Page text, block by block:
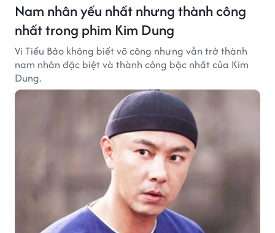
Nam nhân yếu nhất nhưng thành công
nhất trong phim Kim Dung
Vi Tiểu Bảo không biết võ công nhưng vẫn trở thành
nam nhân đặc biệt và thành công bậc nhất của Kim
Dung.